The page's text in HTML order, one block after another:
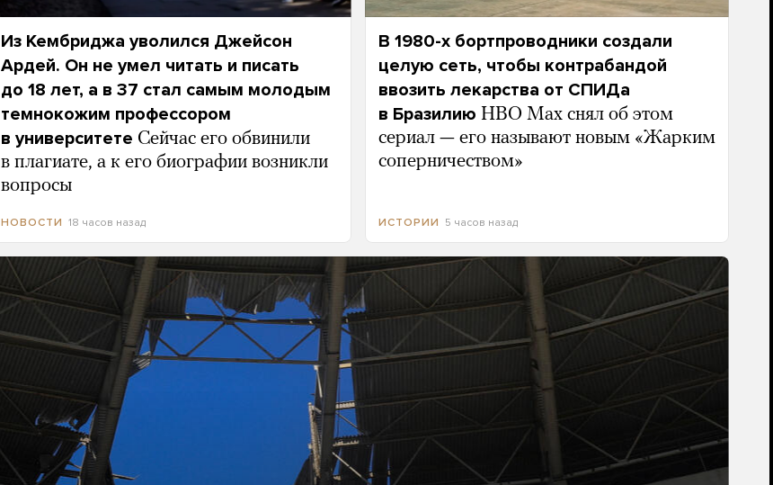
Из Кембриджа уволился Джейсон
Ардей. Он не умел читать и писать
до 18 лет, а в 37 стал самым молодым
темнокожим профессором
в университете Сейчас его обвинили
в плагиате, а к его биографии возникли
вопросы
НОВОСТИ 18 часов назад
В 1980-х бортпроводники создали
целую сеть, чтобы контрабандой
ввозить лекарства от СПИДа
в Бразилию HBO Max снял об этом
сериал — его называют новым «Жарким
соперничеством»
ИСТОРИИ 5 часов назад